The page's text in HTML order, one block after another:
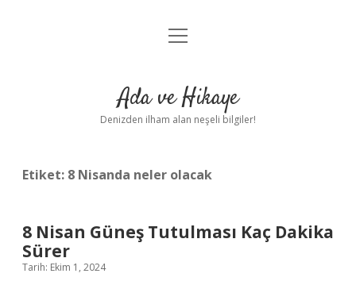
Anasayfa
Yasal Uyarı
menüyü
Ada ve Hikaye
Denizden ilham alan neşeli bilgiler!
Etiket: 8 Nisanda neler olacak
8 Nisan Güneş Tutulması Kaç Dakika
Sürer
Tarih: Ekim 1, 2024